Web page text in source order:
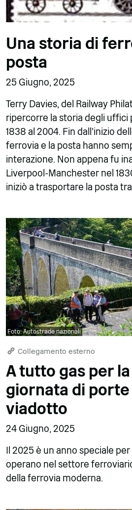
Una storia di
posta
25 Giugno, 2025
Terry Davies, del Railway
ripercorre la storia degli uffici
1838 al 2004. Fin dall'inizio
ferrovia e la posta hanno
interazione. Non appena fu
Liverpool-Manchester nel
iniziò a trasportare la posta
Foto: Autostrade nazionali
Collegamento esterno
A tutto gas per
giornata di
viadotto
24 Giugno, 2025
Il 2025 è un anno speciale
operano nel settore
della ferrovia moderna.